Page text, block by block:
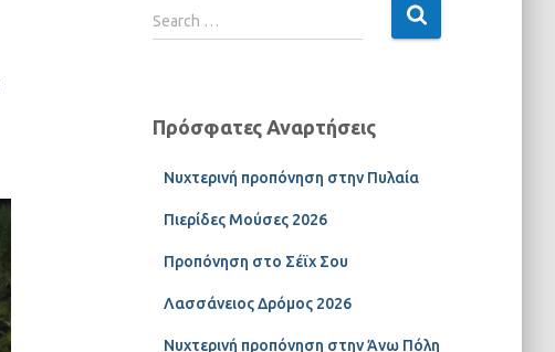
Search …
Πρόσφατες Αναρτήσεις
Νυχτερινή προπόνηση στην Πυλαία
Πιερίδες Μούσες 2026
Προπόνηση στο Σέϊχ Σου
Λασσάνειος Δρόμος 2026
Νυχτερινή προπόνηση στην Άνω Πόλη